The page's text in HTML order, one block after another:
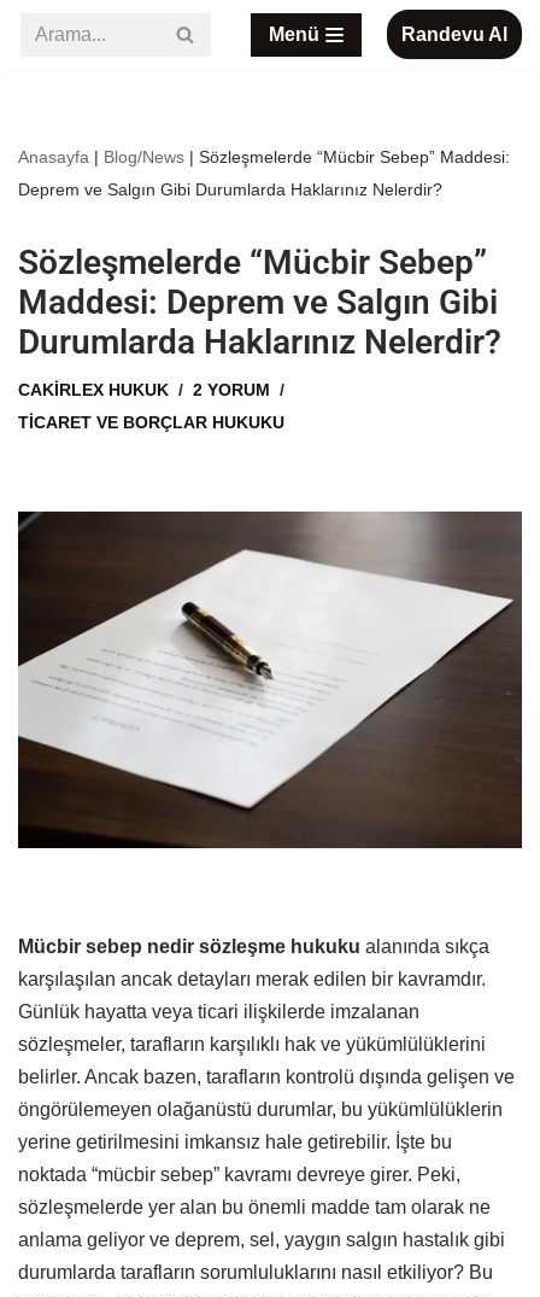
Menü Randevu Al
Anasayfa | Blog/News | Sözleşmelerde “Mücbir Sebep” Maddesi:
Deprem ve Salgın Gibi Durumlarda Haklarınız Nelerdir?
Sözleşmelerde “Mücbir Sebep”
Maddesi: Deprem ve Salgın Gibi
Durumlarda Haklarınız Nelerdir?
CAKIRLEX HUKUK
2 YORUM
TICARET VE BORÇLAR HUKUKU
Mücbir sebep nedir sözleşme hukuku alanında sıkça
karşılaşılan ancak detayları merak edilen bir kavramdır.
Günlük hayatta veya ticari ilişkilerde imzalanan
sözleşmeler, tarafların karşılıklı hak ve yükümlülüklerini
belirler. Ancak bazen, tarafların kontrolü dışında gelişen ve
öngörülemeyen olağanüstü durumlar, bu yükümlülüklerin
yerine getirilmesini imkansız hale getirebilir. İşte bu
noktada “mücbir sebep” kavramı devreye girer. Peki,
sözleşmelerde yer alan bu önemli madde tam olarak ne
anlama geliyor ve deprem, sel, yaygın salgın hastalık gibi
durumlarda tarafların sorumluluklarını nasıl etkiliyor? Bu